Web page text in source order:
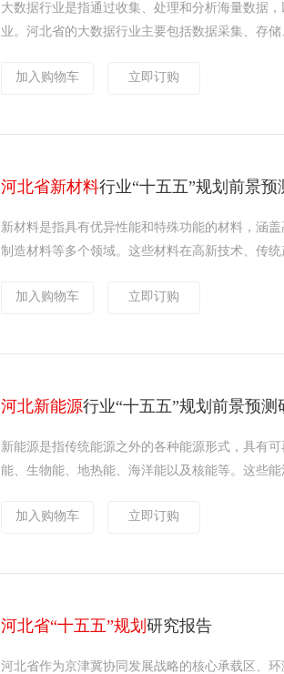
大数据行业是指通过收集、处理和分析海量数据
业。河北省的大数据行业主要包括数据采集、存
加入购物车 立即订购
河北省新材料行业“十五五”规划前景预
新材料是指具有优异性能和特殊功能的材料，涵
制造材料等多个领域。这些材料在高新技术、传
加入购物车 立即订购
河北新能源行业“十五五”规划前景预测
新能源是指传统能源之外的各种能源形式，具有
能、生物能、地热能、海洋能以及核能等。这些
加入购物车 立即订购
河北省“十五五”规划 研究报告
河北省作为京津冀协同发展战略的核心承载区、